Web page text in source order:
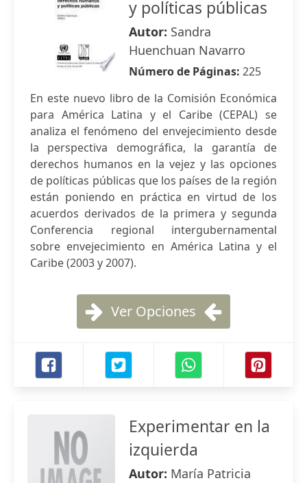
y políticas públicas
Autor: Sandra
Huenchuan Navarro
Número de Páginas: 225
En este nuevo libro de la Comisión Económica
para América Latina y el Caribe (CEPAL) se
analiza el fenómeno del envejecimiento desde
la perspectiva demográfica, la garantía de
derechos humanos en la vejez y las opciones
de políticas públicas que los países de la región
están poniendo en práctica en virtud de los
acuerdos derivados de la primera y segunda
Conferencia regional intergubernamental
sobre envejecimiento en América Latina y el
Caribe (2003 y 2007).
Ver Opciones
Experimentar en la
izquierda
Autor: María Patricia